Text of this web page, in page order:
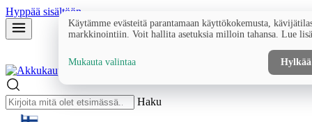
Hyppää sisältöön
Haku
Käytämme evästeitä parantamaan käyttökokemusta,
markkinointiin. Voit hallita asetuksia milloin tahansa. Lue
Mukauta valintaa Hylkää